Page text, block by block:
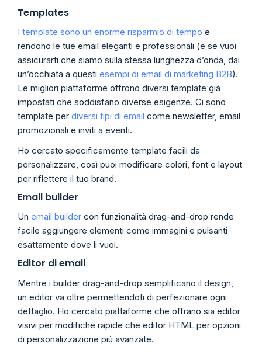
Templates
I template sono un enorme risparmio di tempo e
rendono le tue email eleganti e professionali (e se vuoi
assicurarti che siamo sulla stessa lunghezza d’onda, dai
un’occhiata a questi esempi di email di marketing B2B).
Le migliori piattaforme offrono diversi template già
impostati che soddisfano diverse esigenze. Ci sono
template per diversi tipi di email come newsletter, email
promozionali e inviti a eventi.
Ho cercato specificamente template facili da
personalizzare, così puoi modificare colori, font e layout
per riflettere il tuo brand.
Email builder
Un email builder con funzionalità drag-and-drop rende
facile aggiungere elementi come immagini e pulsanti
esattamente dove li vuoi.
Editor di email
Mentre i builder drag-and-drop semplificano il design,
un editor va oltre permettendoti di perfezionare ogni
dettaglio. Ho cercato piattaforme che offrano sia editor
visivi per modifiche rapide che editor HTML per opzioni
di personalizzazione più avanzate.